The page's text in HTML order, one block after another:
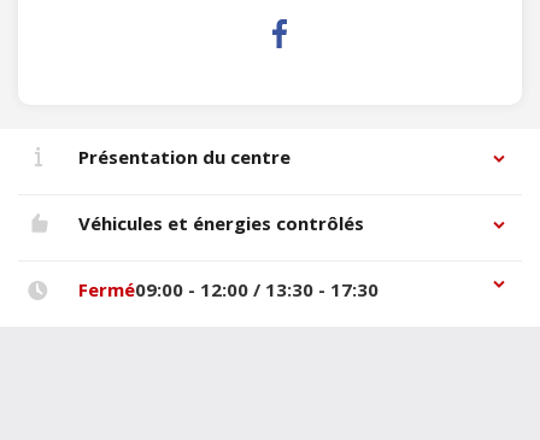
Présentation du centre
Véhicules et énergies contrôlés
Fermé09:00 - 12:00 / 13:30 - 17:30